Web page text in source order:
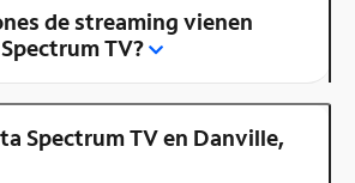
de streaming vienen
TV?
Spectrum TV en Danville,